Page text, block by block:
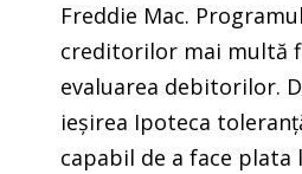
Freddie Mac.
creditorilor mai multă
evaluarea debitorilor.
ieșirea Ipoteca
capabil de a face plata